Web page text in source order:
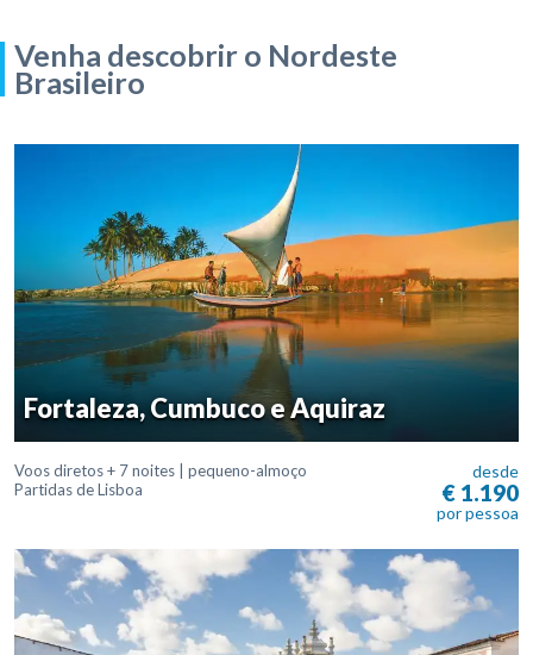
Venha descobrir o Nordeste
Brasileiro
Fortaleza, Cumbuco e Aquiraz
Voos diretos + 7 noites | pequeno-almoço
Partidas de Lisboa
desde
€ 1.190
por pessoa